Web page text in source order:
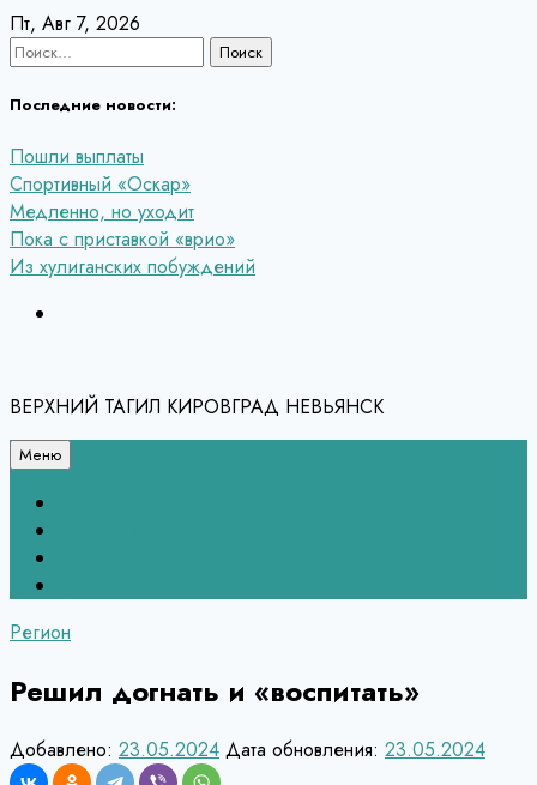
Перейти
к
Пт, Авг 7, 2026
Найти:
Последние новости:
Пошли выплаты
Спортивный «Оскар»
Медленно, но уходит
Пока с приставкой «врио»
Из хулиганских побуждений
ВЕРХНИЙ ТАГИЛ КИРОВГРАД НЕВЬЯНСК
Меню
Регион
Решил догнать и «воспитать»
Добавлено: 23.05.2024 Дата обновления: 23.05.2024